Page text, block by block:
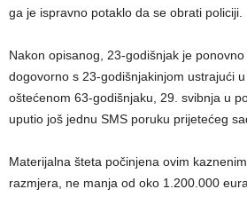
ga je ispravno potaklo da se obrati policiji.
Nakon opisanog, 23-godišnjak je
dogovorno s 23-godišnjakinjom ustrajući
oštećenom 63-godišnjaku, 29. svibnja u
uputio još jednu SMS poruku prijetećeg
Materijalna šteta počinjena ovim
razmjera, ne manja od oko 1.200.000